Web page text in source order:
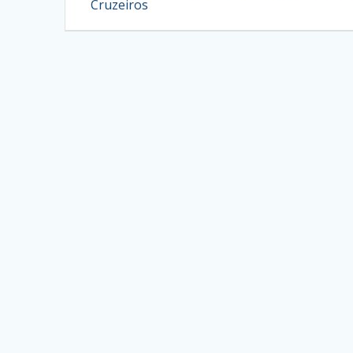
de
Cruzeiros